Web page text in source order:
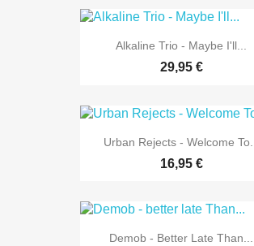
Alkaline Trio - Maybe I'll...
29,95 €
Urban Rejects - Welcome To...
16,95 €
Demob - Better Late Than...